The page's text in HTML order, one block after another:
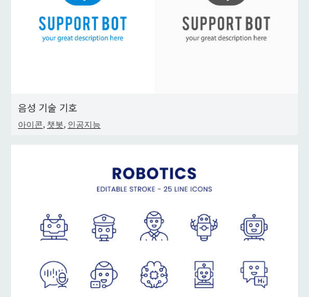
음성 기술 기호
아이콘, 챗봇, 인공지능